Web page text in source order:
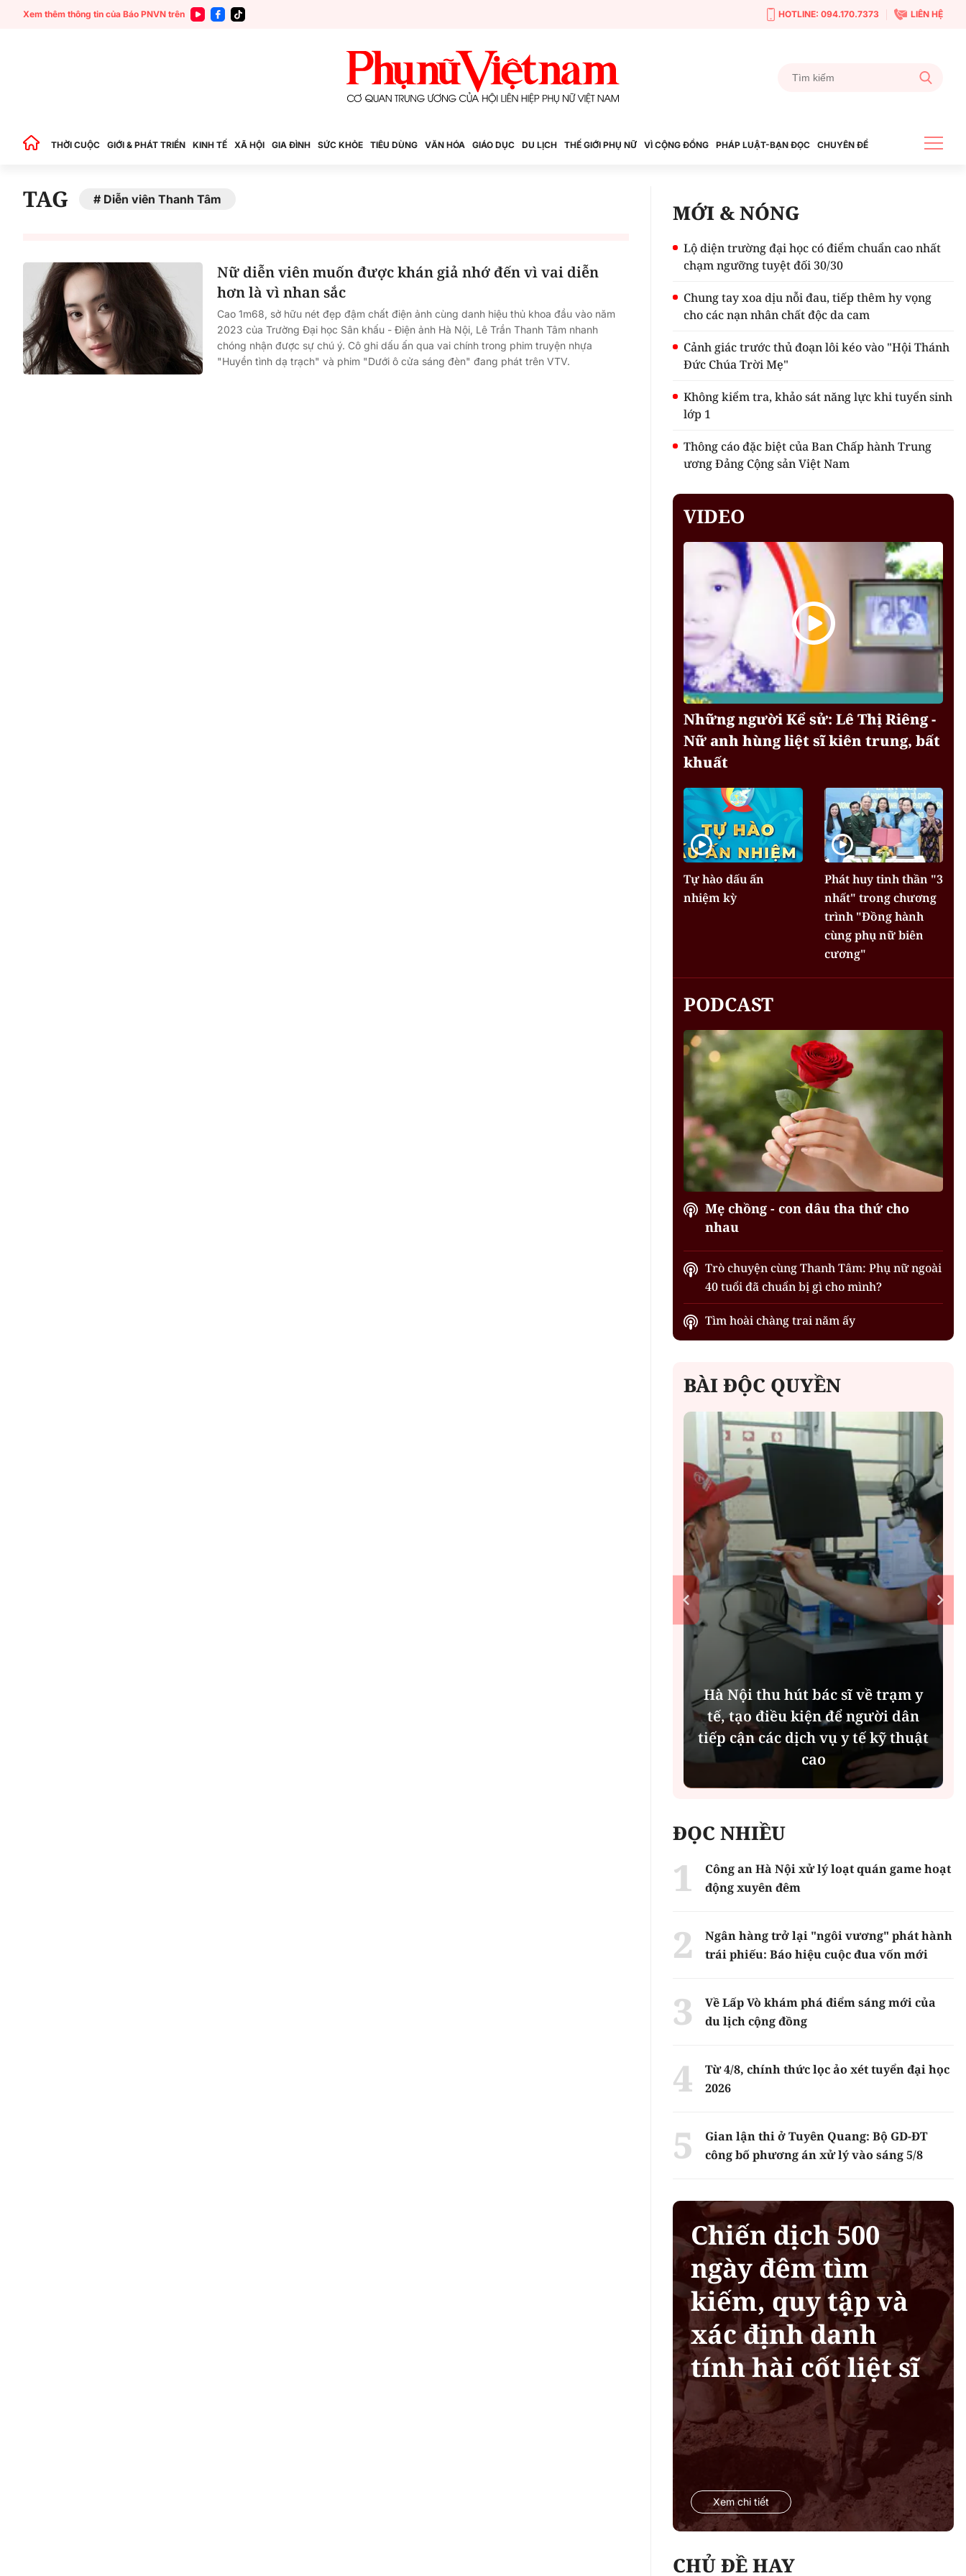
Xem thêm thông tin của Báo PNVN trên HOTLINE: 094.170.7373 LIÊN HỆ
THỜI CUỘC GIỚI & PHÁT TRIỂN KINH TẾ XÃ HỘI GIA ĐÌNH SỨC KHỎE TIÊU DÙNG VĂN HÓA GIÁO DỤC DU LỊCH THẾ GIỚI PHỤ NỮ VÌ CỘNG ĐỒNG PHÁP LUẬT-BẠN ĐỌC CHUYÊN ĐỀ
TAG Diễn viên Thanh Tâm
Nữ diễn viên muốn được khán giả nhớ đến vì vai diễn
hơn là vì nhan sắc
Cao 1m68, sở hữu nét đẹp đậm chất điện ảnh cùng danh hiệu thủ khoa đầu vào năm
2023 của Trường Đại học Sân khấu - Điện ảnh Hà Nội, Lê Trần Thanh Tâm nhanh
chóng nhận được sự chú ý. Cô ghi dấu ấn qua vai chính trong phim truyện nhựa
"Huyền tình dạ trạch" và phim "Dưới ô cửa sáng đèn" đang phát trên VTV.
MỚI & NÓNG
Lộ diện trường đại học có điểm chuẩn cao nhất
chạm ngưỡng tuyệt đối 30/30
Chung tay xoa dịu nỗi đau, tiếp thêm hy vọng
cho các nạn nhân chất độc da cam
Cảnh giác trước thủ đoạn lôi kéo vào "Hội Thánh
Đức Chúa Trời Mẹ"
Không kiểm tra, khảo sát năng lực khi tuyển sinh
lớp 1
Thông cáo đặc biệt của Ban Chấp hành Trung
ương Đảng Cộng sản Việt Nam
VIDEO
Những người Kể sử: Lê Thị Riêng -
Nữ anh hùng liệt sĩ kiên trung, bất
khuất
Tự hào dấu ấn
nhiệm kỳ
Phát huy tinh thần "3
nhất" trong chương
trình "Đồng hành
cùng phụ nữ biên
cương"
PODCAST
Mẹ chồng - con dâu tha thứ cho
nhau
Trò chuyện cùng Thanh Tâm: Phụ nữ ngoài
40 tuổi đã chuẩn bị gì cho mình?
Tìm hoài chàng trai năm ấy
BÀI ĐỘC QUYỀN
Hà Nội thu hút bác sĩ về trạm y
tế, tạo điều kiện để người dân
tiếp cận các dịch vụ y tế kỹ thuật
cao
ĐỌC NHIỀU
Công an Hà Nội xử lý loạt quán game hoạt
động xuyên đêm
Ngân hàng trở lại "ngôi vương" phát hành
trái phiếu: Báo hiệu cuộc đua vốn mới
Về Lấp Vò khám phá điểm sáng mới của
du lịch cộng đồng
Từ 4/8, chính thức lọc ảo xét tuyển đại học
2026
Gian lận thi ở Tuyên Quang: Bộ GD-ĐT
công bố phương án xử lý vào sáng 5/8
Chiến dịch 500
ngày đêm tìm
kiếm, quy tập và
xác định danh
tính hài cốt liệt sĩ
Xem chi tiết
CHỦ ĐỀ HAY